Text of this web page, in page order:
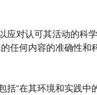
应对认可其活动的科
任何内容的准确性和
“在其环境和实践中